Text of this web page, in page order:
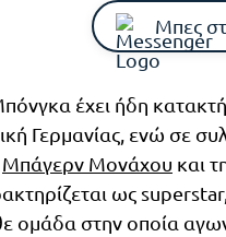
Μπες
έχει ήδη
Γερμανίας, ενώ σε
Μπάγερν Μονάχου και
ως
ομάδα στην οποία